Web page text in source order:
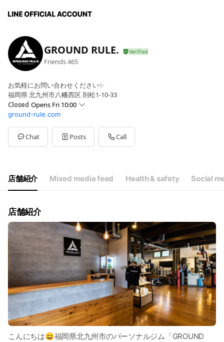
GROUND RULE.
Friends465
お気軽にお問い合わせください✨
福岡県 北九州市八幡西区 則松1-10-33
Closed Opens Fri 10:00
SunClosed
Mon10:00 - 21:00
Tue10:00 - 21:00
Wed10:00 - 21:00
Sat10:00 - 19:00
第2,4月曜日も基本は休日となります
ground-rule.com
Chat Posts Call
店舗紹介 Mixed media feed Health & safety Social
店舗紹介
こんにちは😄福岡県北九州市のパーソナルジム「GROUND